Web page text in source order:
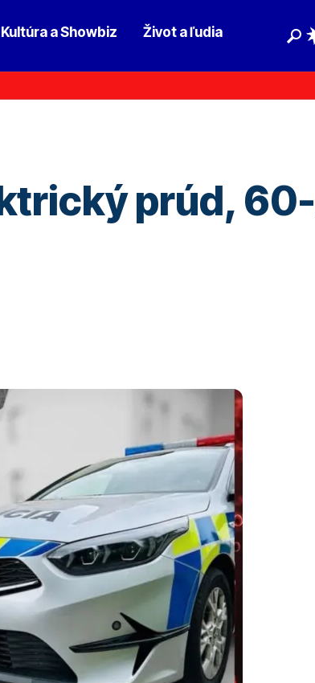
Kultúra a Showbiz Život a ľudia
prúd,